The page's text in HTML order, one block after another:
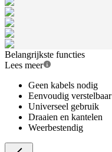
Belangrijkste functies
Lees meer
Geen kabels nodig
Eenvoudig verstelbaar
Universeel gebruik
Draaien en kantelen
Weerbestendig